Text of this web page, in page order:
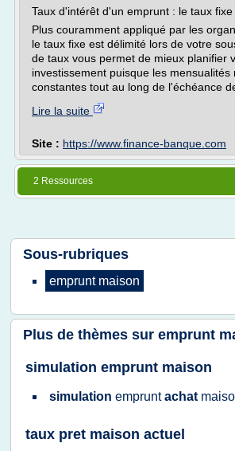
Taux d'intérêt d'un emprunt : le taux fixe
Plus couramment appliqué par les
le taux fixe est délimité lors de votre
de taux vous permet de mieux planifier
investissement puisque les mensualités
constantes tout au long de l'échéance
Lire la suite
Site : https://www.finance-banque.com
2 Ressources
Sous-rubriques
emprunt maison
Plus de thèmes sur emprunt
simulation emprunt maison
simulation empruntachat
taux pret maison actuel